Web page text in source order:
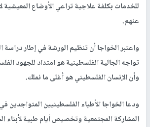
للخدمات بكلفة علاجية تراعي الأوضاع المعيشية
عنهم.
واعتبر الخواجا أن تنظيم الورشة في إطار دراسة
تواجه الجالية الفلسطينية هو امتداد للجهود
وأن الإنسان الفلسطيني هو أغلى ما نملك.
ودعا الخواجا الأطباء الفلسطينيين المتواجدين
المشاركة المجتمعية وتخصيص أيام طبية